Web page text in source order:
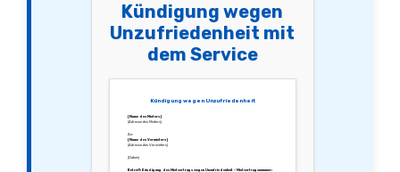
Kündigung wegen
Unzufriedenheit mit
dem Service
Kündigung wegen Unzufriedenheit
[Name des Mieters]
[Adresse des Mieters]
An:
[Name des Vermieters]
[Adresse des Vermieters]
[Datum]
Betreff: Kündigung des Mietvertrags wegen Unzufriedenheit – Mietvertragsnummer: